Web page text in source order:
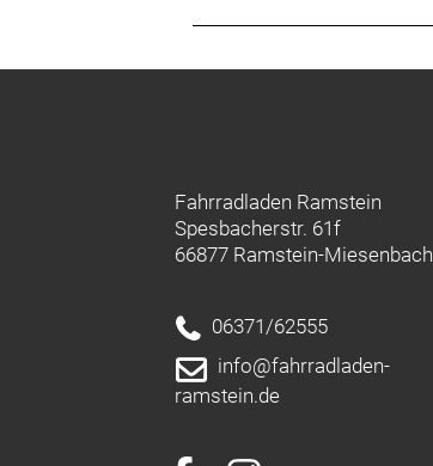
Fahrradladen Ramstein
Spesbacherstr. 61f
66877 Ramstein-Miesenbach
06371/62555
info@fahrradladen-
ramstein.de